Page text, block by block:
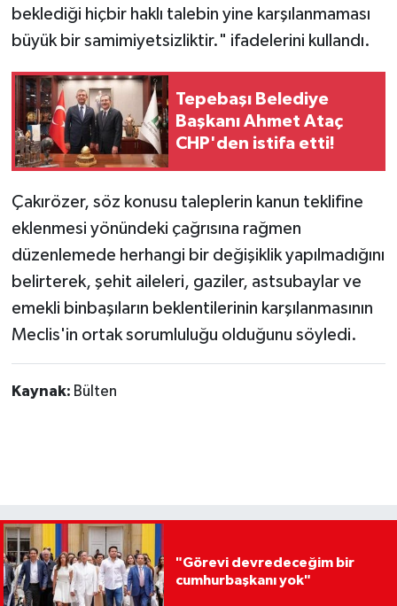
beklediği hiçbir haklı talebin yine karşılanmaması
büyük bir samimiyetsizliktir." ifadelerini kullandı.
Tepebaşı Belediye
Başkanı Ahmet Ataç
CHP'den istifa etti!
Çakırözer, söz konusu taleplerin kanun teklifine
eklenmesi yönündeki çağrısına rağmen
düzenlemede herhangi bir değişiklik yapılmadığını
belirterek, şehit aileleri, gaziler, astsubaylar ve
emekli binbaşıların beklentilerinin karşılanmasının
Meclis'in ortak sorumluluğu olduğunu söyledi.
Kaynak: Bülten
"Görevi devredeceğim bir
cumhurbaşkanı yok"